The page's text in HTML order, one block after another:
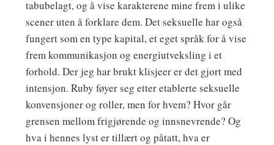
tabubelagt, og å vise karakterene mine frem i ulike
scener uten å forklare dem. Det seksuelle har også
fungert som en type kapital, et eget språk for å vise
frem kommunikasjon og energiutveksling i et
forhold. Der jeg har brukt klisjeer er det gjort med
intensjon. Ruby føyer seg etter etablerte seksuelle
konvensjoner og roller, men for hvem? Hvor går
grensen mellom frigjørende og innsnevrende? Og
hva i hennes lyst er tillært og påtatt, hva er